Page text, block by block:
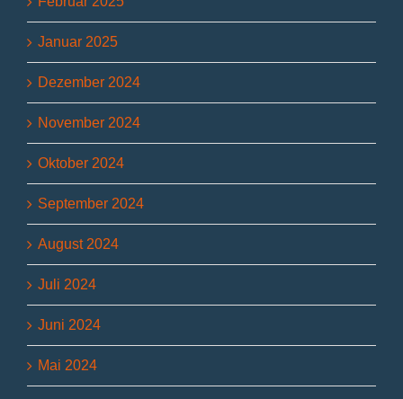
Januar 2025
Dezember 2024
November 2024
Oktober 2024
September 2024
August 2024
Juli 2024
Juni 2024
Mai 2024